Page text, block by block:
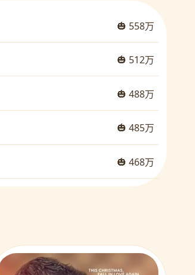
🎃 558万
🎃 512万
🎃 488万
🎃 485万
🎃 468万